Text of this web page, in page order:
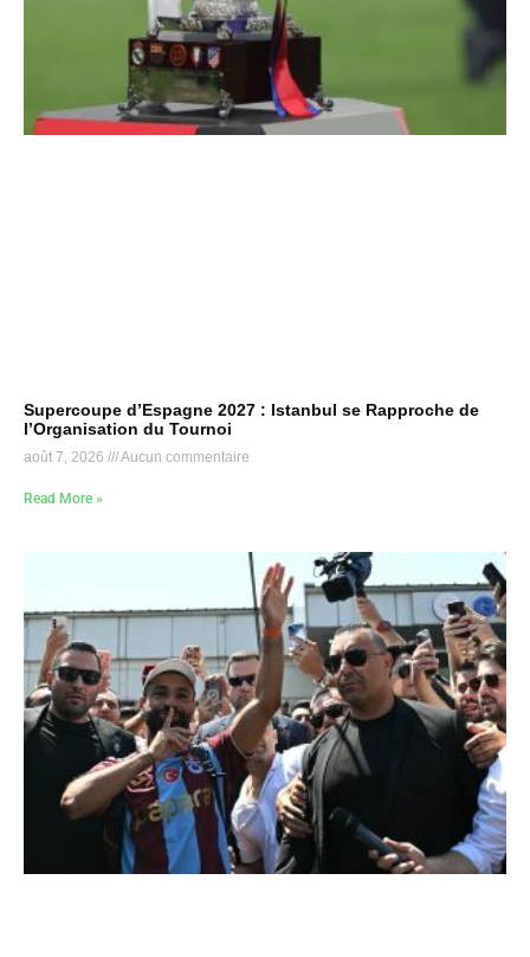
Supercoupe d’Espagne 2027 : Istanbul se Rapproche de
l’Organisation du Tournoi
août 7, 2026 Aucun commentaire
Read More »